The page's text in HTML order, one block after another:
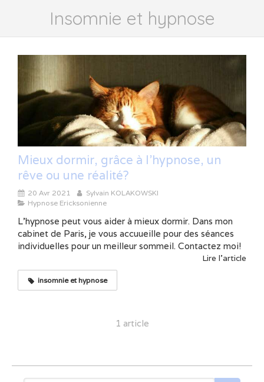
Insomnie et hypnose
Mieux dormir, grâce à l'hypnose, un
rêve ou une réalité?
20 Avr 2021
Sylvain KOLAKOWSKI
Hypnose Ericksonienne
L'hypnose peut vous aider à mieux dormir. Dans mon
cabinet de Paris, je vous accuueille pour des séances
individuelles pour un meilleur sommeil. Contactez moi!
Lire l'article
insomnie et hypnose
1 article